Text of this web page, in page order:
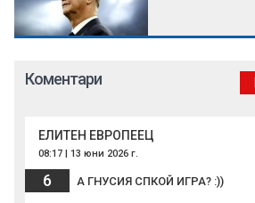
Коментари
ЕЛИТЕН ЕВРОПЕЕЦ
08:17 | 13 юни 2026 г.
6 А ГНУСИЯ СПКОЙ ИГРА? :))